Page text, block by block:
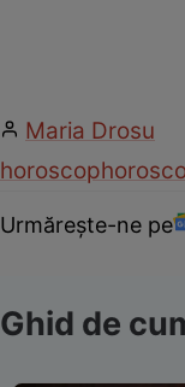
Maria Drosu
horoscop
Urmărește-ne pe
Ghid de